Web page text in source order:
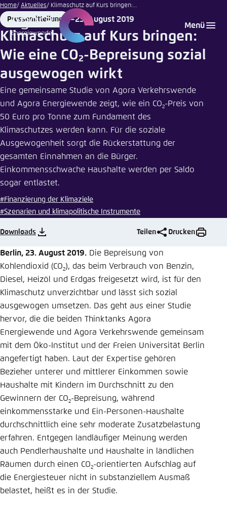
Zum
Hauptinhalt
gehen
Menü
Home Aktuelles Klimaschutz auf Kurs bringen:...
Format
Pressemitteilung
Date
23. August 2019
Klimaschutz auf Kurs bringen:
Wie eine CO₂-Bepreisung sozial
ausgewogen wirkt
Eine gemeinsame Studie von Agora Verkehrswende
und Agora Energiewende zeigt, wie ein CO2-Preis von
50 Euro pro Tonne zum Fundament des
Klimaschutzes werden kann. Für die soziale
Ausgewogenheit sorgt die Rückerstattung der
gesamten Einnahmen an die Bürger.
Einkommensschwache Haushalte werden per Saldo
sogar entlastet.
#Finanzierung der Klimaziele
#Szenarien und klimapolitische Instrumente
Pavlo
Burdyak
| Fotolia
Downloads Teilen Drucken
Berlin, 23. August 2019. Die Bepreisung von
Kohlendioxid (CO2), das beim Verbrauch von Benzin,
Diesel, Heizöl und Erdgas freigesetzt wird, ist für den
Klimaschutz unverzichtbar und lässt sich sozial
ausgewogen umsetzen. Das geht aus einer Studie
hervor, die die beiden Thinktanks Agora
Energiewende und Agora Verkehrswende gemeinsam
mit dem Öko-Institut und der Freien Universität Berlin
angefertigt haben. Laut der Expertise gehören
Bezieher unterer und mittlerer Einkommen sowie
Haushalte mit Kindern im Durchschnitt zu den
Gewinnern der CO2-Bepreisung, während
einkommensstarke und Ein-Personen-Haushalte
durchschnittlich eine sehr moderate Zusatzbelastung
erfahren. Entgegen landläufiger Meinung werden
auch Pendlerhaushalte und Haushalte in ländlichen
Räumen durch einen CO2-orientierten Aufschlag auf
die Energiesteuer nicht in substanziellem Ausmaß
belastet, heißt es in der Studie.
Login
Melden Sie sich an um ..., ... und ... zu verwalten.
Benutzername*
Passwort * Passwort vergessen?
Anmelden
Abbrechen
Sprache auswählen
Englisch
Deutsch
Agora Think Tanks
Erscheinungsbild der Webseite
Diese Webseite passt ihr Farbschema basierend
auf Ihren Einstellungen an. Wählen Sie aus,
verwenden möchten.
Close
Dunkel
Automatisch
speichern
Übernehmen